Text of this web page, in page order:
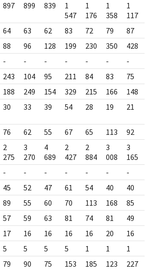
897 899 839
1
547
1
176
1
358
1
117
64 63 62 83 72 79 87
88 96 128 199 230 350 428
- - - - - - -
243 104 95 211 84 83 75
188 249 154 329 215 166 148
30 33 39 54 28 19 21
76 62 55 67 65 113 92
2
275
3
270
4
689
2
427
2
884
3
008
3
165
- - - - - - -
45 52 47 61 54 40 40
89 55 60 70 113 168 85
57 59 63 81 74 81 49
17 16 16 16 16 20 16
5 5 5 5 1 1 1
79 90 75 153 185 123 227